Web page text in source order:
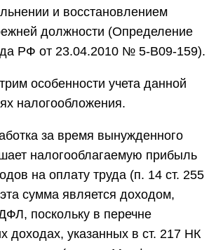
и восстановлением
должности (Определение
РФ от 23.04.2010 № 5-В09-159).
особенности учета данной
налогообложения.
за время вынужденного
налогооблагаемую прибыль
на оплату труда (п. 14 ст. 255
сумма является доходом,
поскольку в перечне
доходах, указанных в ст. 217 НК